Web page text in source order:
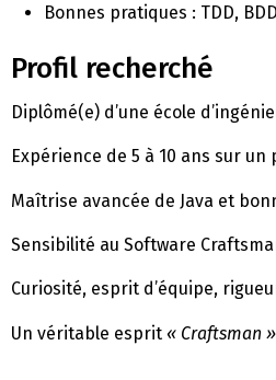
Bonnes pratiques : TDD,
Profil recherché
Diplômé(e) d’une école
Expérience de 5 à 10 ans sur un
Maîtrise avancée de Java et
Sensibilité au Software
Curiosité, esprit d’équipe,
Un véritable esprit « Craftsman »